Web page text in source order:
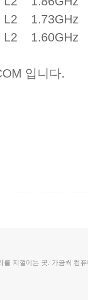
L2
L2 1.60GHz
입니다.
를 지껄이는 곳. 가끔씩 컴